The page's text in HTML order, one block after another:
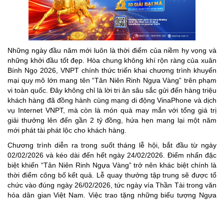
Những ngày đầu năm mới luôn là thời điểm của niềm hy vọng và
những khởi đầu tốt đẹp. Hòa chung không khí rộn ràng của xuân
Bính Ngọ 2026, VNPT chính thức triển khai chương trình khuyến
mại quy mô lớn mang tên “Tân Niên Rinh Ngựa Vàng” trên phạm
vi toàn quốc. Đây không chỉ là lời tri ân sâu sắc gửi đến hàng triệu
khách hàng đã đồng hành cùng mạng di động VinaPhone và dịch
vụ Internet VNPT, mà còn là món quà may mắn với tổng giá trị
giải thưởng lên đến gần 2 tỷ đồng, hứa hẹn mang lại một năm
mới phát tài phát lộc cho khách hàng.
Chương trình diễn ra trong suốt tháng lễ hội, bắt đầu từ ngày
02/02/2026 và kéo dài đến hết ngày 24/02/2026. Điểm nhấn đặc
biệt khiến “Tân Niên Rinh Ngựa Vàng” trở nên khác biệt chính là
thời điểm công bố kết quả. Lễ quay thưởng tập trung sẽ được tổ
chức vào đúng ngày 26/02/2026, tức ngày vía Thần Tài trong văn
hóa dân gian Việt Nam. Việc trao tặng những biểu tượng Ngựa